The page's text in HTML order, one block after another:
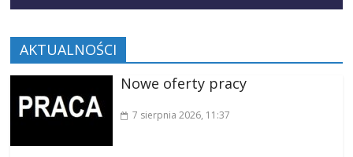
AKTUALNOŚCI
Nowe oferty pracy
7 sierpnia 2026, 11:37